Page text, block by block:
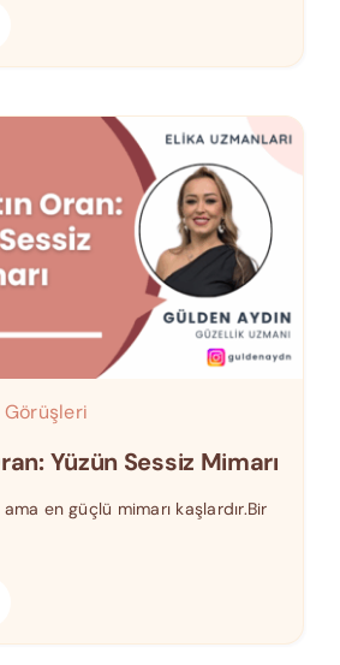
Görüşleri
Yüzün Sessiz Mimarı
en güçlü mimarı kaşlardır.Bir